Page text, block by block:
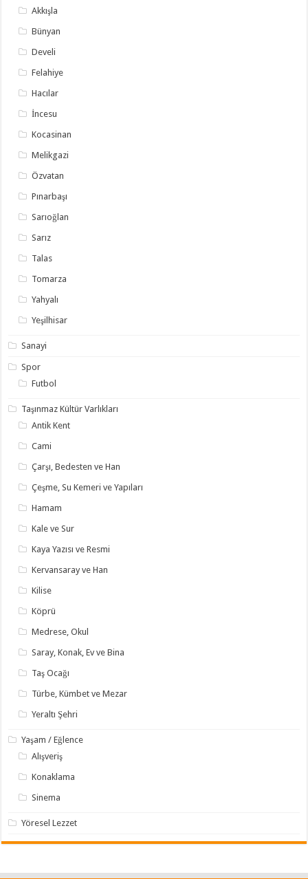
Akkışla
Bünyan
Develi
Felahiye
Hacılar
İncesu
Kocasinan
Melikgazi
Özvatan
Pınarbaşı
Sarıoğlan
Sarız
Talas
Tomarza
Yahyalı
Yeşilhisar
Sanayi
Spor
Futbol
Taşınmaz Kültür Varlıkları
Antik Kent
Cami
Çarşı, Bedesten ve Han
Çeşme, Su Kemeri ve Yapıları
Hamam
Kale ve Sur
Kaya Yazısı ve Resmi
Kervansaray ve Han
Kilise
Köprü
Medrese, Okul
Saray, Konak, Ev ve Bina
Taş Ocağı
Türbe, Kümbet ve Mezar
Yeraltı Şehri
Yaşam / Eğlence
Alışveriş
Konaklama
Sinema
Yöresel Lezzet